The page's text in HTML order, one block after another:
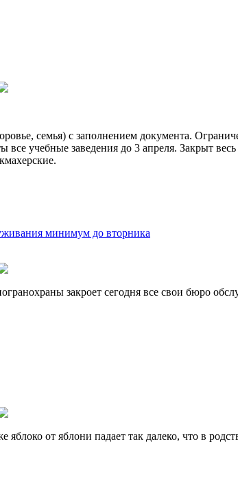
семья) с заполнением документа.
учебные заведения до 3 апреля. Закрыт
минимум до вторника
закроет сегодня все свои бюро
от яблони падает так далеко, что в